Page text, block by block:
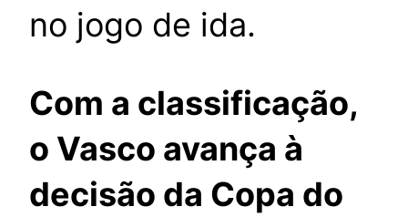
no jogo de ida.
Com a classificação,
o Vasco avança à
decisão da Copa do